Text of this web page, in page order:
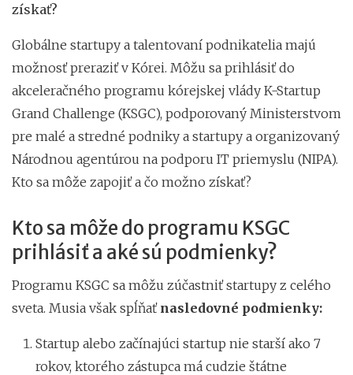
získať?
Globálne startupy a talentovaní podnikatelia majú
možnosť preraziť v Kórei. Môžu sa prihlásiť do
akceleračného programu kórejskej vlády K-Startup
Grand Challenge (KSGC), podporovaný Ministerstvom
pre malé a stredné podniky a startupy a organizovaný
Národnou agentúrou na podporu IT priemyslu (NIPA).
Kto sa môže zapojiť a čo možno získať?
Kto sa môže do programu KSGC
prihlásiť a aké sú podmienky?
Programu KSGC sa môžu zúčastniť startupy z celého
sveta. Musia však spĺňať nasledovné podmienky:
Startup alebo začínajúci startup nie starší ako 7
rokov, ktorého zástupca má cudzie štátne